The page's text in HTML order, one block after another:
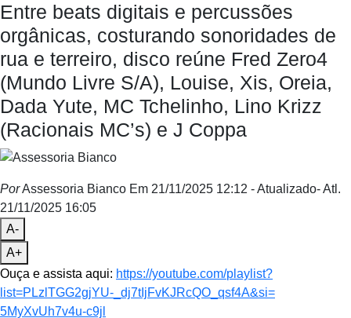
Entre beats digitais e percussões
orgânicas, costurando sonoridades de
rua e terreiro, disco reúne Fred Zero4
(Mundo Livre S/A), Louise, Xis, Oreia,
Dada Yute, MC Tchelinho, Lino Krizz
(Racionais MC’s) e J Coppa
PorAssessoria Bianco Em 21/11/2025 12:12 - Atualizado- Atl.
21/11/2025 16:05
A-
A+
Ouça e assista aqui: https://youtube.com/playlist?
list=PLzlTGG2gjYU-_ dj7tIjFvKJRcQO_qsf4A&si=
5MyXvUh7v4u-c9jl